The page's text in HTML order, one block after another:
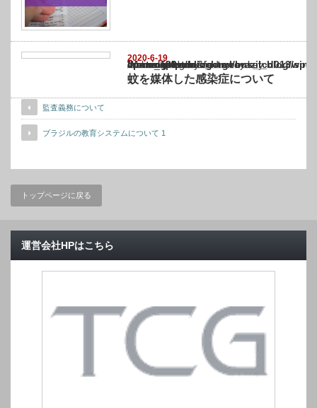
2020-6-19
Warning
: Undefined array key "show_category" in
/home/netst/kuno-cpa.co.jp/public_html/brazil_blog/wp-content/themes/
on line183
蚊を媒体した感染症について
監査義務について
ブラジルの教育システムについて 1
トップページに戻る
運営会社HPはこちら